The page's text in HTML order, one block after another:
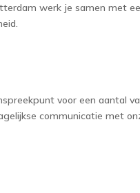
werk je samen met
voor een aantal
communicatie met